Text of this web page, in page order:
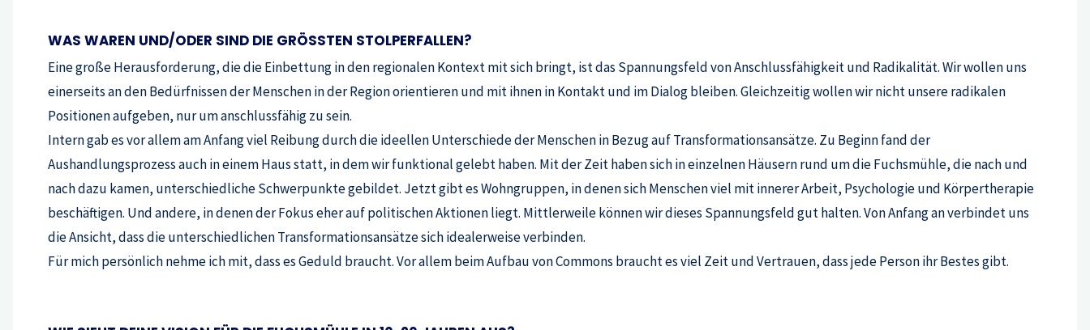
WAS WAREN UND/ODER SIND DIE GRÖSSTEN STOLPERFALLEN?
Eine große Herausforderung, die die Einbettung in den regionalen Kontext mit sich bringt, ist das Spannungsfeld von Anschlussfähigkeit und Radikalität. Wir wollen uns
einerseits an den Bedürfnissen der Menschen in der Region orientieren und mit ihnen in Kontakt und im Dialog bleiben. Gleichzeitig wollen wir nicht unsere radikalen
Positionen aufgeben, nur um anschlussfähig zu sein.
Intern gab es vor allem am Anfang viel Reibung durch die ideellen Unterschiede der Menschen in Bezug auf Transformationsansätze. Zu Beginn fand der
Aushandlungsprozess auch in einem Haus statt, in dem wir funktional gelebt haben. Mit der Zeit haben sich in einzelnen Häusern rund um die Fuchsmühle, die nach und
nach dazu kamen, unterschiedliche Schwerpunkte gebildet. Jetzt gibt es Wohngruppen, in denen sich Menschen viel mit innerer Arbeit, Psychologie und Körpertherapie
beschäftigen. Und andere, in denen der Fokus eher auf politischen Aktionen liegt. Mittlerweile können wir dieses Spannungsfeld gut halten. Von Anfang an verbindet uns
die Ansicht, dass die unterschiedlichen Transformationsansätze sich idealerweise verbinden.
Für mich persönlich nehme ich mit, dass es Geduld braucht. Vor allem beim Aufbau von Commons braucht es viel Zeit und Vertrauen, dass jede Person ihr Bestes gibt.